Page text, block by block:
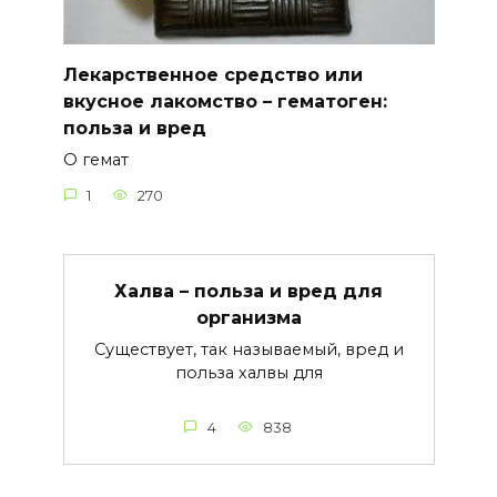
Лекарственное средство или
вкусное лакомство – гематоген:
польза и вред
О гемат
1 270
Халва – польза и вред для
организма
Существует, так называемый, вред и
польза халвы для
4 838